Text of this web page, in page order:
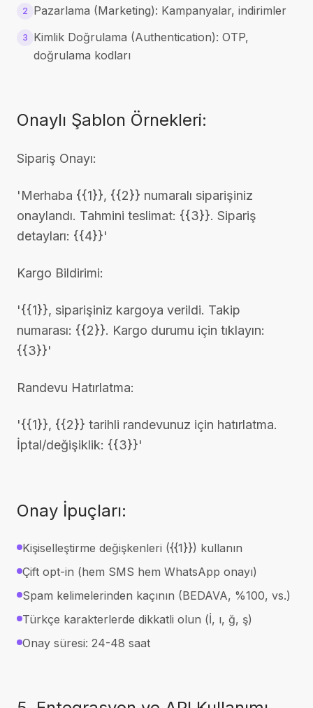
2 Pazarlama (Marketing): Kampanyalar, indirimler
3
Kimlik Doğrulama (Authentication): OTP,
doğrulama kodları
Onaylı Şablon Örnekleri:
Sipariş Onayı:
'Merhaba {{1}}, {{2}} numaralı siparişiniz
onaylandı. Tahmini teslimat: {{3}}. Sipariş
detayları: {{4}}'
Kargo Bildirimi:
'{{1}}, siparişiniz kargoya verildi. Takip
numarası: {{2}}. Kargo durumu için tıklayın:
{{3}}'
Randevu Hatırlatma:
'{{1}}, {{2}} tarihli randevunuz için hatırlatma.
İptal/değişiklik: {{3}}'
Onay İpuçları:
Kişiselleştirme değişkenleri ({{1}}) kullanın
Çift opt-in (hem SMS hem WhatsApp onayı)
Spam kelimelerinden kaçının (BEDAVA, %100, vs.)
Türkçe karakterlerde dikkatli olun (İ, ı, ğ, ş)
Onay süresi: 24-48 saat